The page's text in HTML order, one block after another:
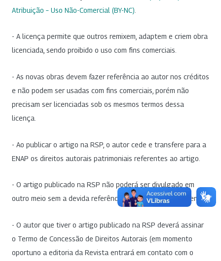
Atribuição – Uso Não-Comercial (BY-NC)
- A licença permite que outros remixem, adaptem e criem obra
licenciada, sendo proibido o uso com fins comerciais.
- As novas obras devem fazer referência ao autor nos créditos
e não podem ser usadas com fins comerciais, porém não
precisam ser licenciadas sob os mesmos termos dessa
licença.
- Ao publicar o artigo na RSP, o autor cede e transfere para a
ENAP os direitos autorais patrimoniais referentes ao artigo.
- O artigo publicado na RSP não poderá ser divulgado em
outro meio sem a devida referência à publicação de origem.
- O autor que tiver o artigo publicado na RSP deverá assinar
o Termo de Concessão de Direitos Autorais (em momento
oportuno a editoria da Revista entrará em contato com o